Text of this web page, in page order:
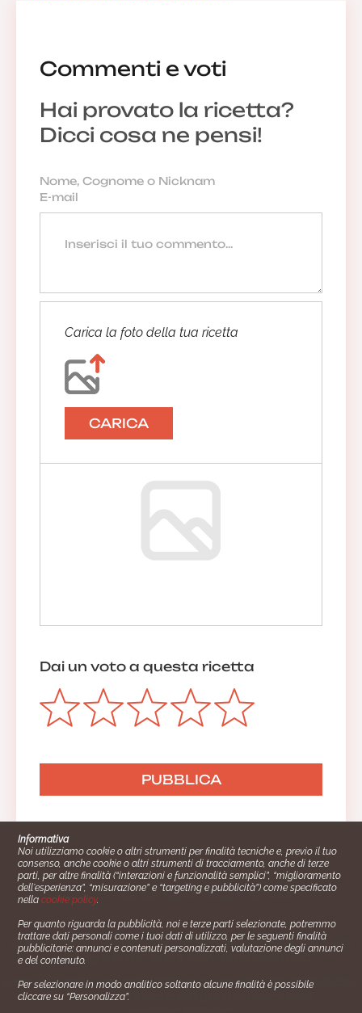
Commenti e voti
Hai provato la ricetta?
Dicci cosa ne pensi!
Carica la foto della tua ricetta
CARICA
Dai un voto a questa ricetta
Cucinare.it è un marchio commerciale di Impiego24.it s.r.l.
copyright 2014 - 2024 P.IVA: 03406490130
Azienda certiﬁcata ISO 27001 numero: SNR 73140386/89/I
- Azienda certiﬁcata ISO 9001 numero: SNR
Informativa
Noi utilizziamo cookie o altri strumenti per finalità tecniche e, previo il tuo
consenso, anche cookie o altri strumenti di tracciamento, anche di terze
parti, per altre finalità (“interazioni e funzionalità semplici”, “miglioramento
dell'esperienza”, “misurazione” e “targeting e pubblicità”) come specificato
nellacookie policy.
Per quanto riguarda la pubblicità, noi e terze parti selezionate, potremmo
trattare dati personali come i tuoi dati di utilizzo, per le seguenti finalità
pubblicitarie: annunci e contenuti personalizzati, valutazione degli annunci
e del contenuto.
Per selezionare in modo analitico soltanto alcune finalità è possibile
cliccare su “Personalizza”.